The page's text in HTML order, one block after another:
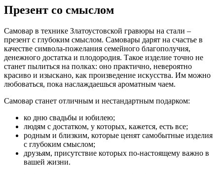
Презент со смыслом
Самовар в технике Златоустовской гравюры на стали –
презент с глубоким смыслом. Самовары дарят на счастье в
качестве символа-пожелания семейного благополучия,
денежного достатка и плодородия. Такое изделие точно не
станет пылиться на полках: оно практично, невероятно
красиво и изыскано, как произведение искусства. Им можно
любоваться, пока наслаждаешься ароматным чаем.
Самовар станет отличным и нестандартным подарком:
ко дню свадьбы и юбилею;
людям с достатком, у которых, кажется, есть все;
родным и близким, которые ценят самобытные изделия
с глубоким смыслом;
друзьям, присутствие которых по-настоящему важно в
вашей жизни.